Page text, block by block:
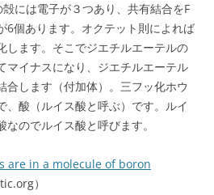
には電子が３つあり、共有結合をF
6個あります。オクテット則によれば
します。そこでジエチルエーテルの
マイナスになり、ジエチルエーテル
合します（付加体）。三フッ化ホウ
、酸（ルイス酸と呼ぶ）です。ルイ
のでルイス酸と呼びます。
are in a molecule of boron
）